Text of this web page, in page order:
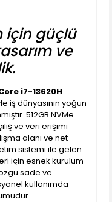
için güçlü
ve
i7-13620H
iş dünyasının yoğun
512GB NVMe
ve veri erişimi
alanı ve net
sistemi ile gelen
için esnek kurulum
sade ve
kullanımda